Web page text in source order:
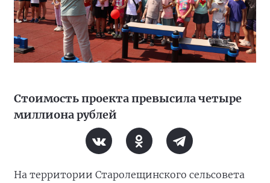
Стоимость проекта превысила четыре
миллиона рублей
На территории Старолещинского сельсовета